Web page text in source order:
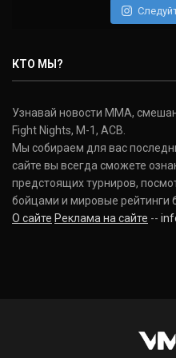
Donald Cerrone
(36-15-0, 1)
Исраэль
Israel Adesanya
(19-0-0, 0)
КТО МЫ?
Узнавай новости ММА,
Fight Nights, M-1, ACB.
Мы собираем для вас
сайте вы всегда сможете
предстоящих турниров,
бойцами и мировые рейтинги
О сайте Реклама на сайте --